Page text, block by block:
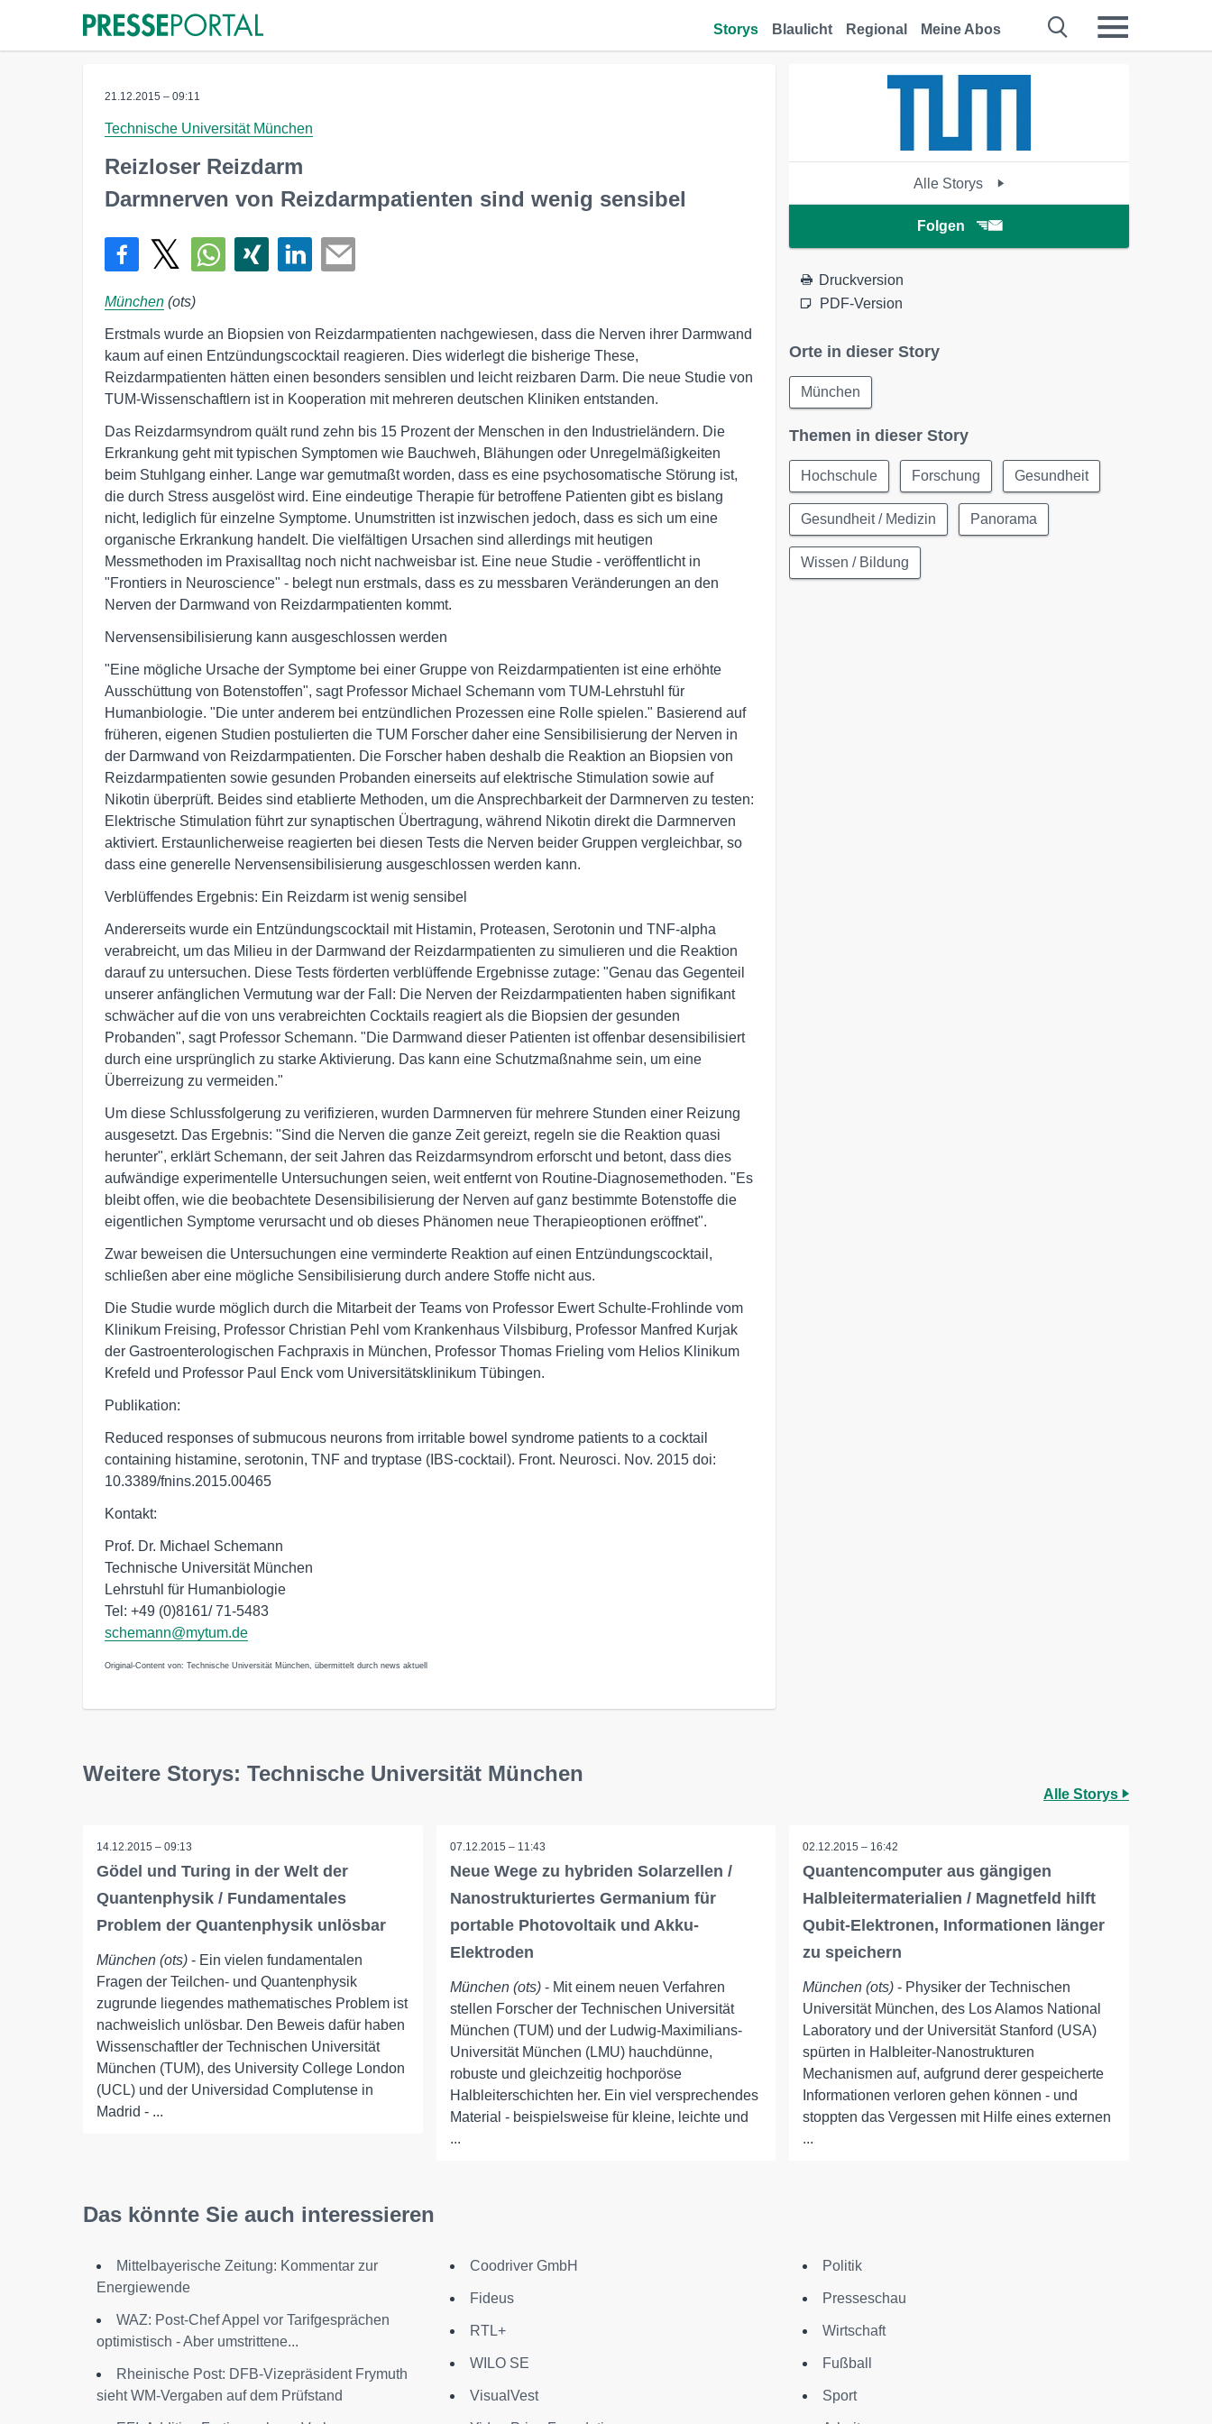
Storys Blaulicht Regional Meine Abos
21.12.2015 – 09:11
Technische Universität München
Reizloser Reizdarm
Darmnerven von Reizdarmpatienten sind wenig sensibel
München (ots)
Erstmals wurde an Biopsien von Reizdarmpatienten nachgewiesen, dass die Nerven ihrer Darmwand
kaum auf einen Entzündungscocktail reagieren. Dies widerlegt die bisherige These,
Reizdarmpatienten hätten einen besonders sensiblen und leicht reizbaren Darm. Die neue Studie von
TUM-Wissenschaftlern ist in Kooperation mit mehreren deutschen Kliniken entstanden.
Das Reizdarmsyndrom quält rund zehn bis 15 Prozent der Menschen in den Industrieländern. Die
Erkrankung geht mit typischen Symptomen wie Bauchweh, Blähungen oder Unregelmäßigkeiten
beim Stuhlgang einher. Lange war gemutmaßt worden, dass es eine psychosomatische Störung ist,
die durch Stress ausgelöst wird. Eine eindeutige Therapie für betroffene Patienten gibt es bislang
nicht, lediglich für einzelne Symptome. Unumstritten ist inzwischen jedoch, dass es sich um eine
organische Erkrankung handelt. Die vielfältigen Ursachen sind allerdings mit heutigen
Messmethoden im Praxisalltag noch nicht nachweisbar ist. Eine neue Studie - veröffentlicht in
"Frontiers in Neuroscience" - belegt nun erstmals, dass es zu messbaren Veränderungen an den
Nerven der Darmwand von Reizdarmpatienten kommt.
Nervensensibilisierung kann ausgeschlossen werden
"Eine mögliche Ursache der Symptome bei einer Gruppe von Reizdarmpatienten ist eine erhöhte
Ausschüttung von Botenstoffen", sagt Professor Michael Schemann vom TUM-Lehrstuhl für
Humanbiologie. "Die unter anderem bei entzündlichen Prozessen eine Rolle spielen." Basierend auf
früheren, eigenen Studien postulierten die TUM Forscher daher eine Sensibilisierung der Nerven in
der Darmwand von Reizdarmpatienten. Die Forscher haben deshalb die Reaktion an Biopsien von
Reizdarmpatienten sowie gesunden Probanden einerseits auf elektrische Stimulation sowie auf
Nikotin überprüft. Beides sind etablierte Methoden, um die Ansprechbarkeit der Darmnerven zu testen:
Elektrische Stimulation führt zur synaptischen Übertragung, während Nikotin direkt die Darmnerven
aktiviert. Erstaunlicherweise reagierten bei diesen Tests die Nerven beider Gruppen vergleichbar, so
dass eine generelle Nervensensibilisierung ausgeschlossen werden kann.
Verblüffendes Ergebnis: Ein Reizdarm ist wenig sensibel
Andererseits wurde ein Entzündungscocktail mit Histamin, Proteasen, Serotonin und TNF-alpha
verabreicht, um das Milieu in der Darmwand der Reizdarmpatienten zu simulieren und die Reaktion
darauf zu untersuchen. Diese Tests förderten verblüffende Ergebnisse zutage: "Genau das Gegenteil
unserer anfänglichen Vermutung war der Fall: Die Nerven der Reizdarmpatienten haben signifikant
schwächer auf die von uns verabreichten Cocktails reagiert als die Biopsien der gesunden
Probanden", sagt Professor Schemann. "Die Darmwand dieser Patienten ist offenbar desensibilisiert
durch eine ursprünglich zu starke Aktivierung. Das kann eine Schutzmaßnahme sein, um eine
Überreizung zu vermeiden."
Um diese Schlussfolgerung zu verifizieren, wurden Darmnerven für mehrere Stunden einer Reizung
ausgesetzt. Das Ergebnis: "Sind die Nerven die ganze Zeit gereizt, regeln sie die Reaktion quasi
herunter", erklärt Schemann, der seit Jahren das Reizdarmsyndrom erforscht und betont, dass dies
aufwändige experimentelle Untersuchungen seien, weit entfernt von Routine-Diagnosemethoden. "Es
bleibt offen, wie die beobachtete Desensibilisierung der Nerven auf ganz bestimmte Botenstoffe die
eigentlichen Symptome verursacht und ob dieses Phänomen neue Therapieoptionen eröffnet".
Zwar beweisen die Untersuchungen eine verminderte Reaktion auf einen Entzündungscocktail,
schließen aber eine mögliche Sensibilisierung durch andere Stoffe nicht aus.
Die Studie wurde möglich durch die Mitarbeit der Teams von Professor Ewert Schulte-Frohlinde vom
Klinikum Freising, Professor Christian Pehl vom Krankenhaus Vilsbiburg, Professor Manfred Kurjak
der Gastroenterologischen Fachpraxis in München, Professor Thomas Frieling vom Helios Klinikum
Krefeld und Professor Paul Enck vom Universitätsklinikum Tübingen.
Publikation:
Reduced responses of submucous neurons from irritable bowel syndrome patients to a cocktail
containing histamine, serotonin, TNF and tryptase (IBS-cocktail). Front. Neurosci. Nov. 2015 doi:
10.3389/fnins.2015.00465
Kontakt:
Prof. Dr. Michael Schemann
Technische Universität München
Lehrstuhl für Humanbiologie
Tel: +49 (0)8161/ 71-5483
schemann@mytum.de
Original-Content von: Technische Universität München, übermittelt durch news aktuell
Alle Storys
Folgen
Druckversion
PDF-Version
Orte in dieser Story
München
Themen in dieser Story
Hochschule Forschung Gesundheit
Gesundheit / Medizin Panorama
Wissen / Bildung
Weitere Storys: Technische Universität München
Alle Storys
14.12.2015 – 09:13
Gödel und Turing in der Welt der
Quantenphysik / Fundamentales
Problem der Quantenphysik unlösbar
München (ots) - Ein vielen fundamentalen
Fragen der Teilchen- und Quantenphysik
zugrunde liegendes mathematisches Problem ist
nachweislich unlösbar. Den Beweis dafür haben
Wissenschaftler der Technischen Universität
München (TUM), des University College London
(UCL) und der Universidad Complutense in
Madrid - ...
07.12.2015 – 11:43
Neue Wege zu hybriden Solarzellen /
Nanostrukturiertes Germanium für
portable Photovoltaik und Akku-
Elektroden
München (ots)- Mit einem neuen Verfahren
stellen Forscher der Technischen Universität
München (TUM) und der Ludwig-Maximilians-
Universität München (LMU) hauchdünne,
robuste und gleichzeitig hochporöse
Halbleiterschichten her. Ein viel versprechendes
Material - beispielsweise für kleine, leichte und
...
02.12.2015 – 16:42
Quantencomputer aus gängigen
Halbleitermaterialien / Magnetfeld hilft
Qubit-Elektronen, Informationen länger
zu speichern
München (ots) - Physiker der Technischen
Universität München, des Los Alamos National
Laboratory und der Universität Stanford (USA)
spürten in Halbleiter-Nanostrukturen
Mechanismen auf, aufgrund derer gespeicherte
Informationen verloren gehen können - und
stoppten das Vergessen mit Hilfe eines externen
...
Das könnte Sie auch interessieren
Mittelbayerische Zeitung: Kommentar zur
Energiewende
WAZ: Post-Chef Appel vor Tarifgesprächen
optimistisch - Aber umstrittene...
Rheinische Post: DFB-Vizepräsident Frymuth
sieht WM-Vergaben auf dem Prüfstand
Coodriver GmbH
Fideus
RTL+
WILO SE
VisualVest
Politik
Presseschau
Wirtschaft
Fußball
Sport